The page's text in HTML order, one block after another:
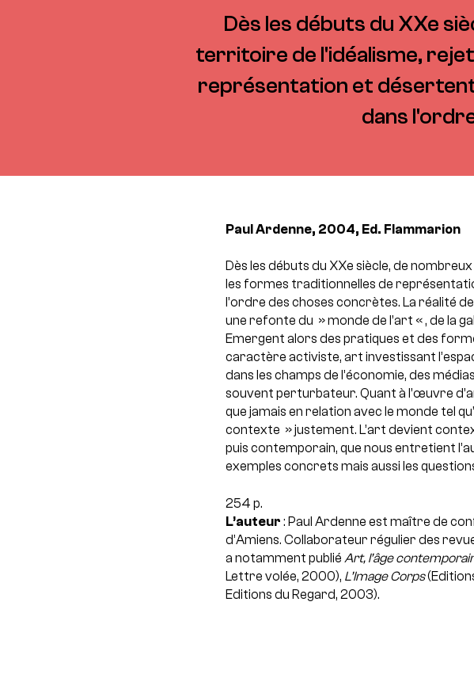
Dès les débuts du XXe
territoire de l'idéalisme,
représentation et
dans
Paul Ardenne, 2004, Ed. Flammarion
Dès les débuts du XXe siècle, de
les formes traditionnelles de
l’ordre des choses concrètes. La réalité
une refonte du » monde de l’art « , de la
Emergent alors des pratiques et des
caractère activiste, art investissant
dans les champs de l’économie, des
souvent perturbateur. Quant à l’œuvre
que jamais en relation avec le monde tel
contexte » justement. L’art devient
puis contemporain, que nous entretient
exemples concrets mais aussi les
254 p.
L’auteur : Paul Ardenne est maître de
d’Amiens. Collaborateur régulier des
a notamment publié Art, l’âge
Lettre volée, 2000), L’Image Corps
Editions du Regard, 2003).